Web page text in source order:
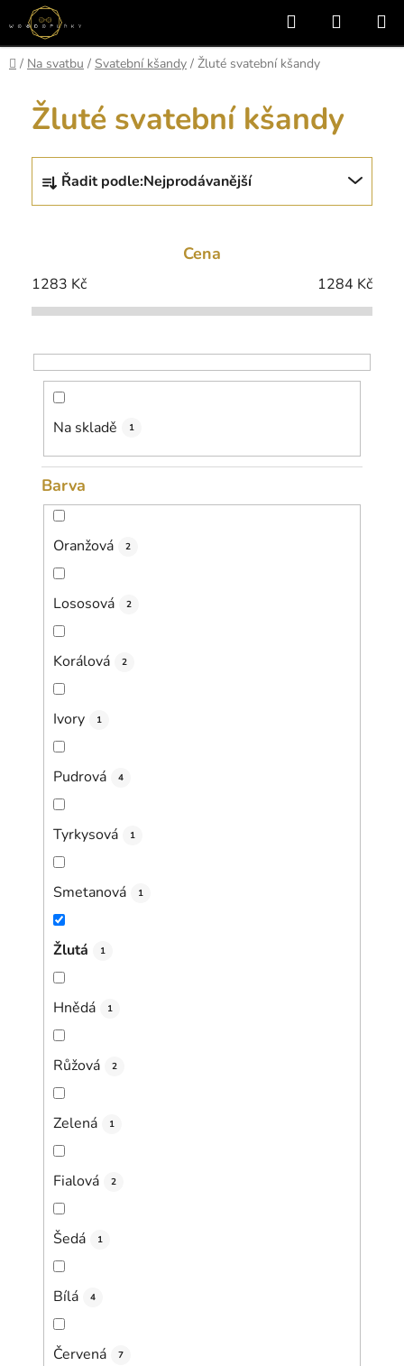
Přejít
na
obsah
Hledat
KOŠÍK
Domů
/ Na svatbu / Svatební kšandy / Žluté svatební kšandy
Žluté svatební kšandy
Ř
z
í
p
o
d
ů
Řadit podle:Nejprodávanější
Cena
1283 Kč 1284 Kč
Na skladě 1
Barva
Oranžová 2
Lososová 2
Korálová 2
Ivory 1
Pudrová 4
Tyrkysová 1
Smetanová 1
Žlutá 1
Hnědá 1
Růžová 2
Zelená 1
Fialová 2
Šedá 1
Bílá 4
Červená 7